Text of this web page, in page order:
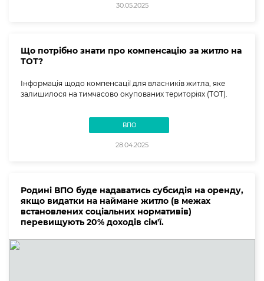
30.05.2025
Що потрібно знати про компенсацію за житло на
ТОТ?
Інформація щодо компенсації для власників житла, яке
залишилося на тимчасово окупованих територіях (ТОТ).
ВПО
28.04.2025
Родині ВПО буде надаватись субсидія на оренду,
якщо видатки на наймане житло (в межах
встановлених соціальних нормативів)
перевищують 20% доходів сім'ї.